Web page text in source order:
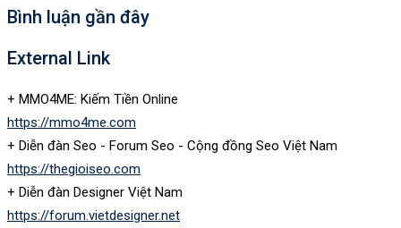
Bình luận gần đây
External Link
+ MMO4ME: Kiếm Tiền Online
https://mmo4me.com
+ Diễn đàn Seo - Forum Seo - Cộng đồng Seo Việt Nam
https://thegioiseo.com
+ Diễn đàn Designer Việt Nam
https://forum.vietdesigner.net